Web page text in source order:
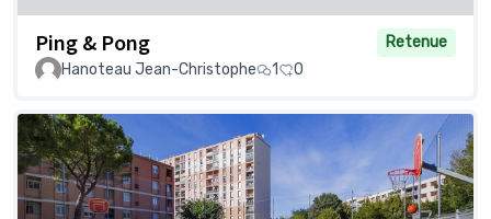
Ping & Pong
Retenue
Hanoteau Jean-Christophe
1 0